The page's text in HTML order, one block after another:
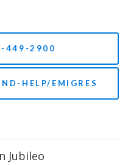
449-2900
HELP/EMIGRES
Jubileo